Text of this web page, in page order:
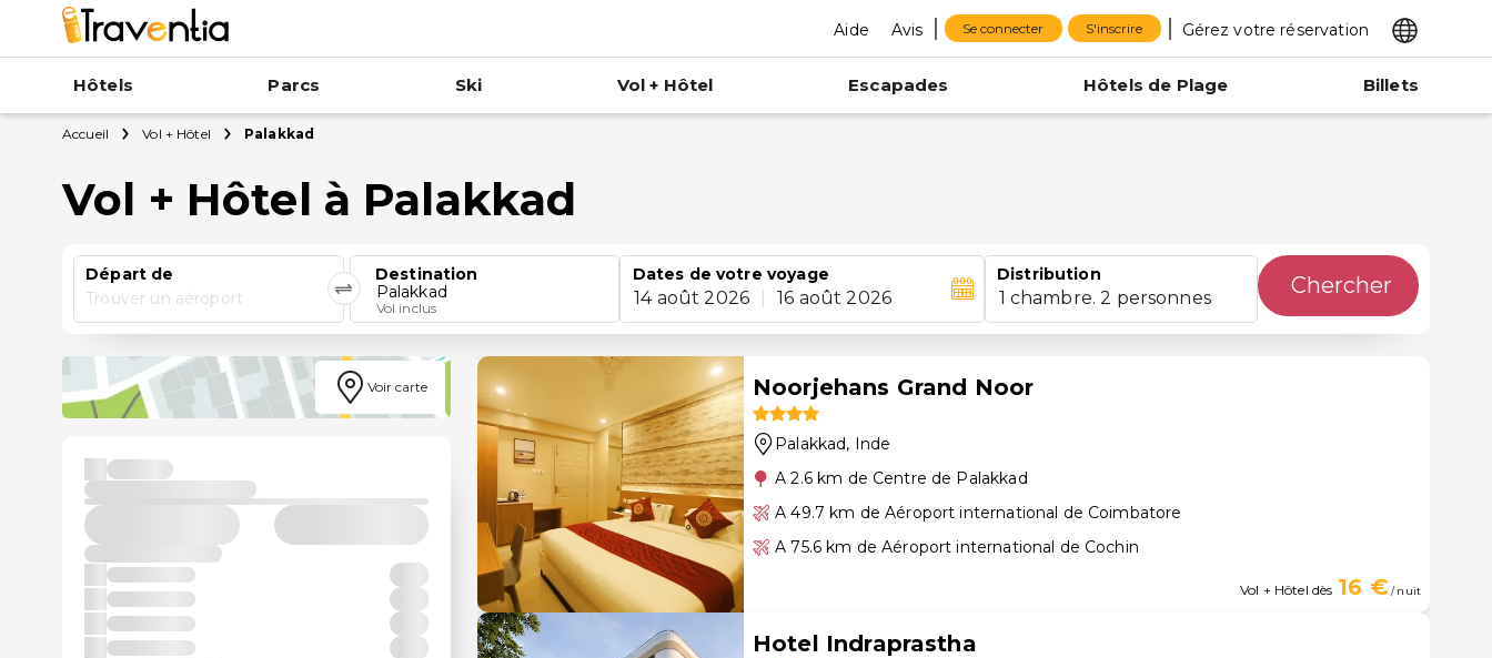
Aide Avis Se connecter S'inscrire Gérez votre réservation
Hôtels Parcs Ski Vol + Hôtel Escapades Hôtels de Plage Billets
Accueil Vol + Hôtel Palakkad
Vol + Hôtel à Palakkad
Départ de
Trouver un aéroport
Destination
Palakkad
Vol inclus
Dates de votre voyage
14 août 2026 16 août 2026
Distribution
1 chambre. 2 personnes Chercher
Voir carte Noorjehans Grand Noor
Palakkad, Inde
A 2.6 km de Centre de Palakkad
A 49.7 km de Aéroport international de Coimbatore
A 75.6 km de Aéroport international de Cochin
Vol + Hôtel dès 16 €/ nuit
Hotel Indraprastha